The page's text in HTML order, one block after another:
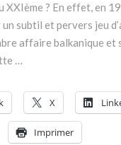
XXIème ? En effet, en
un subtil et pervers jeu
affaire balkanique et
…
X
Imprimer